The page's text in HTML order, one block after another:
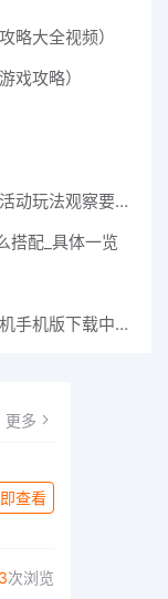
略大全视频）
戏攻略）
区域游戏活动玩法观察要点（区域游戏活动玩法观察要点是什么）
搭配_具体一览
帝国时代单机手机版攻略（帝国时代单机手机版下载中文版）
更多
查看
次浏览